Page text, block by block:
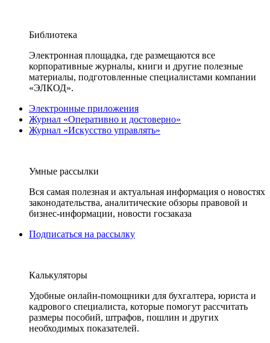
Библиотека
Электронная площадка, где размещаются все
корпоративные журналы, книги и другие полезные
материалы, подготовленные специалистами компании
«ЭЛКОД».
Электронные приложения
Журнал «Оперативно и достоверно»
Журнал «Искусство управлять»
Умные рассылки
Вся самая полезная и актуальная информация о новостях
законодательства, аналитические обзоры правовой и
бизнес-информации, новости госзаказа
Подписаться на рассылку
Калькуляторы
Удобные онлайн-помощники для бухгалтера, юриста и
кадрового специалиста, которые помогут рассчитать
размеры пособий, штрафов, пошлин и других
необходимых показателей.